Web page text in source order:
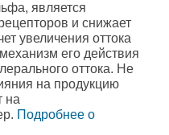
является
и снижает
увеличения оттока
его действия
оттока. Не
на продукцию
на
Подробнee о